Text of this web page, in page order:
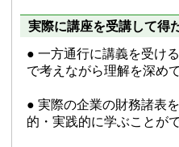
実際に講座を受講して得
● 一方通行に講義を受け
で考えながら理解を深め
● 実際の企業の財務諸表
的・実践的に学ぶことが